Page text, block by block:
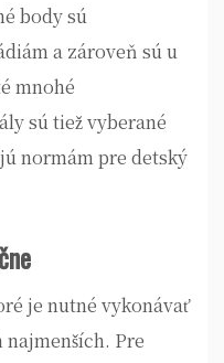
body sú
a zároveň sú u
mnohé
sú tiež vyberané
normám pre detský
je nutné vykonávať
najmenších. Pre